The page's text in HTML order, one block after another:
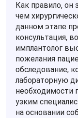
Как правило, он
чем
данном этапе
консультация,
имплантолог
пожелания
обследование,
лабораторную
необходимости
узким
на основании